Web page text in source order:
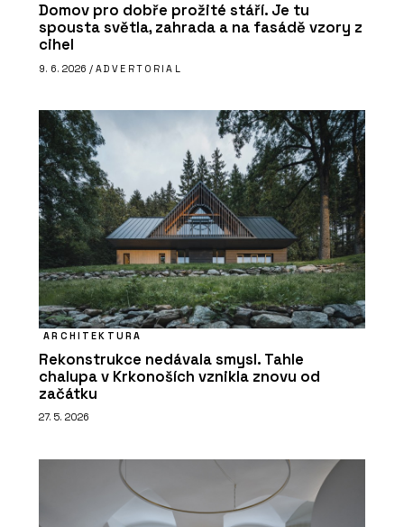
Domov pro dobře prožité stáří. Je tu
spousta světla, zahrada a na fasádě vzory z
cihel
9. 6. 2026 / ADVERTORIAL
ARCHITEKTURA
Rekonstrukce nedávala smysl. Tahle
chalupa v Krkonoších vznikla znovu od
začátku
27. 5. 2026